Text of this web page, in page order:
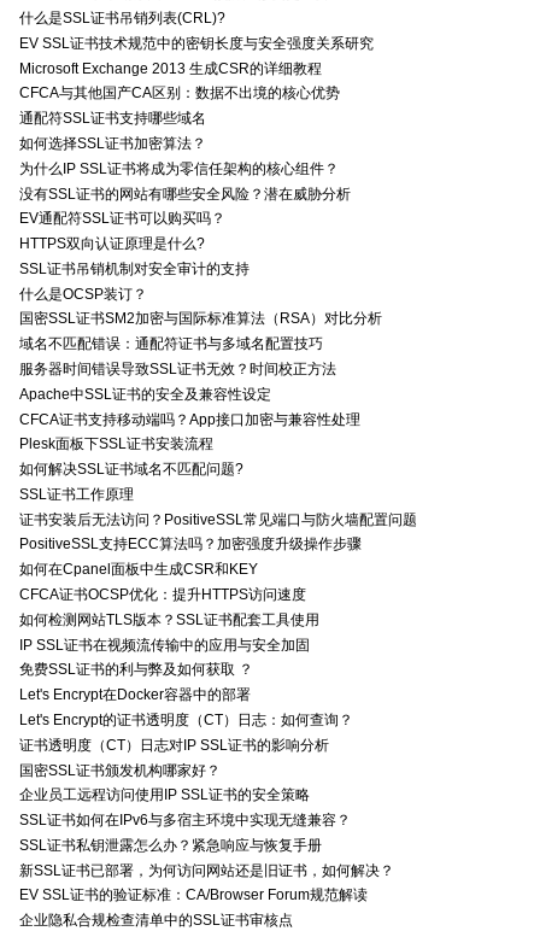
什么是SSL证书吊销列表(CRL)?
EV SSL证书技术规范中的密钥长度与安全强度关系研究
Microsoft Exchange 2013 生成CSR的详细教程
CFCA与其他国产CA区别：数据不出境的核心优势
通配符SSL证书支持哪些域名
如何选择SSL证书加密算法？
为什么IP SSL证书将成为零信任架构的核心组件？
没有SSL证书的网站有哪些安全风险？潜在威胁分析
EV通配符SSL证书可以购买吗？
HTTPS双向认证原理是什么?
SSL证书吊销机制对安全审计的支持
什么是OCSP装订？
国密SSL证书SM2加密与国际标准算法（RSA）对比分析
域名不匹配错误：通配符证书与多域名配置技巧
服务器时间错误导致SSL证书无效？时间校正方法
Apache中SSL证书的安全及兼容性设定
CFCA证书支持移动端吗？App接口加密与兼容性处理
Plesk面板下SSL证书安装流程
如何解决SSL证书域名不匹配问题?
SSL证书工作原理
证书安装后无法访问？PositiveSSL常见端口与防火墙配置问题
PositiveSSL支持ECC算法吗？加密强度升级操作步骤
如何在Cpanel面板中生成CSR和KEY
CFCA证书OCSP优化：提升HTTPS访问速度
如何检测网站TLS版本？SSL证书配套工具使用
IP SSL证书在视频流传输中的应用与安全加固
免费SSL证书的利与弊及如何获取 ？
Let's Encrypt在Docker容器中的部署
Let's Encrypt的证书透明度（CT）日志：如何查询？
证书透明度（CT）日志对IP SSL证书的影响分析
国密SSL证书颁发机构哪家好？
企业员工远程访问使用IP SSL证书的安全策略
SSL证书如何在IPv6与多宿主环境中实现无缝兼容？
SSL证书私钥泄露怎么办？紧急响应与恢复手册
新SSL证书已部署，为何访问网站还是旧证书，如何解决？
EV SSL证书的验证标准：CA/Browser Forum规范解读
企业隐私合规检查清单中的SSL证书审核点